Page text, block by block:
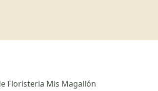
Floristeria Mis Magallón